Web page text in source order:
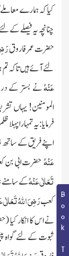
کیا کہ ہمارے
چنانچہ یہ فیصلےکے
حضرت عمر فاروق
لئے آئے ہیں تاکہ
عَنْہُنے بستر کے
المومنین! یہاں
فرمایا:یہ تمہارا
اپنے فریق کے ساتھ
عَنْہُحضرت ابی بن
تَعَالٰی عَنْہُکے سامنے
کعبرَضِیَ اللہُ
نے اس کا انکار کیا
ثبوت کےلئے